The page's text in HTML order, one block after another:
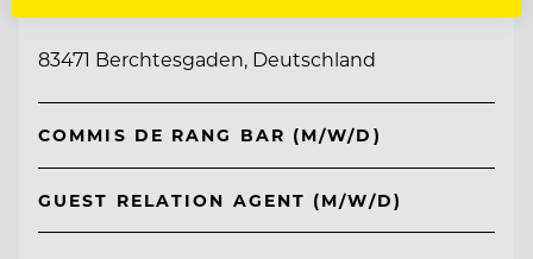
83471 Berchtesgaden, Deutschland
COMMIS DE RANG BAR (M/W/D)
GUEST RELATION AGENT (M/W/D)